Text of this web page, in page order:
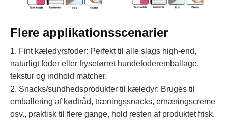
Flere applikationsscenarier
1. Fint kæledyrsfoder: Perfekt til alle slags high-end,
naturligt foder eller frysetørret hundefoderemballage,
tekstur og indhold matcher.
2. Snacks/sundhedsprodukter til kæledyr: Bruges til
emballering af kødtråd, træningssnacks, ernæringscreme
osv., praktisk til flere gange, hold resten af ​​produktet frisk.